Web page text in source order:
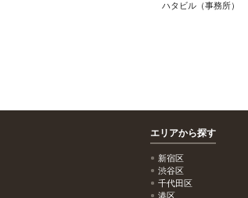
ハタビル（事務所）
エリアから探す
新宿区
渋谷区
千代田区
港区